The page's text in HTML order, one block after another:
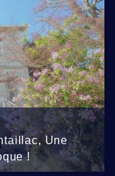
Une
!